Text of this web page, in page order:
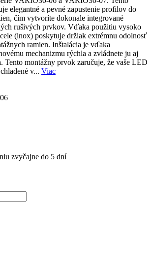
elegantné a pevné zapustenie profilov do
čím vytvoríte dokonale integrované
rušivých prvkov. Vďaka použitiu vysoko
(inox) poskytuje držiak extrémnu odolnosť
ramien. Inštalácia je vďaka
mechanizmu rýchla a zvládnete ju aj
Tento montážny prvok zaručuje, že vaše LED
v... Viac
zvyčajne do 5 dní